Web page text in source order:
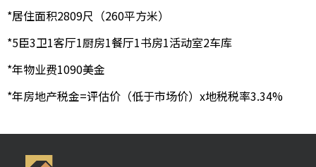
*居住面积2809尺（260平方米）
*5臣3卫1客厅1厨房1餐厅1书房1活动室2车库
*年物业费1090美金
*年房地产税金=评估价（低于市场价）x地税税率3.34%